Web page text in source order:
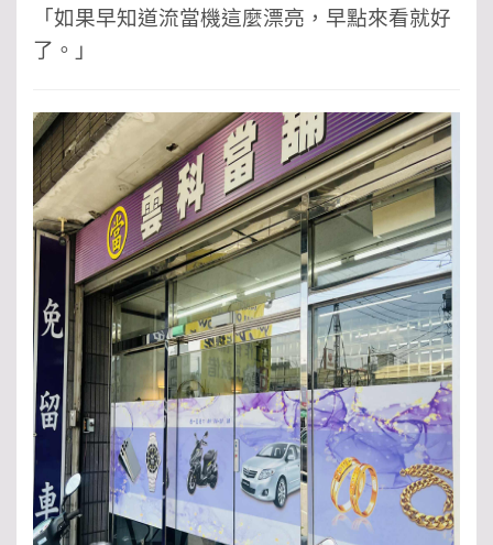
「如果早知道流當機這麼漂亮，早點來看就好
了。」